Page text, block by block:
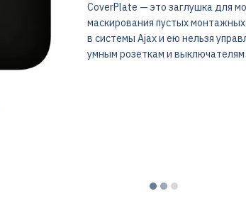
CoverPlate — это заглушка для
маскирования пустых
в системы Ajax и ею нельзя
умным розеткам и выключателям